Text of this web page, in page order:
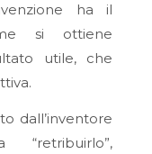
ha il
si ottiene
utile, che
dall’inventore